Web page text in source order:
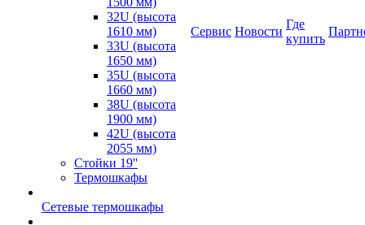
32U (высота
1610 мм)
33U (высота
1650 мм)
35U (высота
1660 мм)
38U (высота
1900 мм)
42U (высота
2055 мм)
Стойки 19''
Термошкафы
Сетевые термошкафы
Сервис Новости
Где
купить